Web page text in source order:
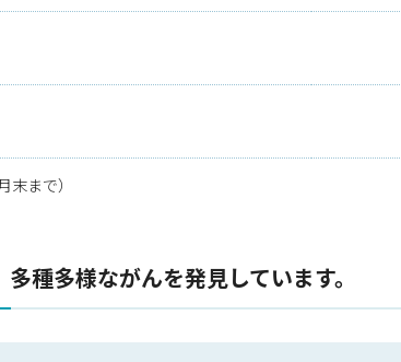
まで）
種多様ながんを発見しています。